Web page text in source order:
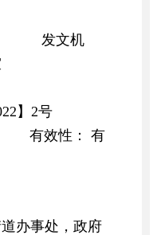
2022】2号
有效性： 有
办事处，政府